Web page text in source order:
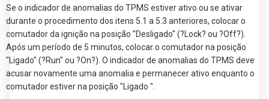
Se o indicador de anomalias do TPMS estiver ativo ou se ativar
durante o procedimento dos itens 5.1 a 5.3 anteriores, colocar o
comutador da ignição na posição "Desligado" (?Lock? ou ?Off?).
Após um período de 5 minutos, colocar o comutador na posição
"Ligado" (?Run" ou ?On?). O indicador de anomalias do TPMS deve
acusar novamente uma anomalia e permanecer ativo enquanto o
comutador estiver na posição "Ligado ".